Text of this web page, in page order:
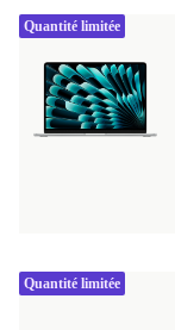
Quantité limitée
Quantité limitée